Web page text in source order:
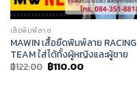
เสื้อพิมพ์ลาย
MAWIN เสื้อยืดพิมพ์ลาย RACING
TEAM ใส่ได้ทั้งผู้หญิงและผู้ชาย
฿122.00 Original
price
฿110.00Current